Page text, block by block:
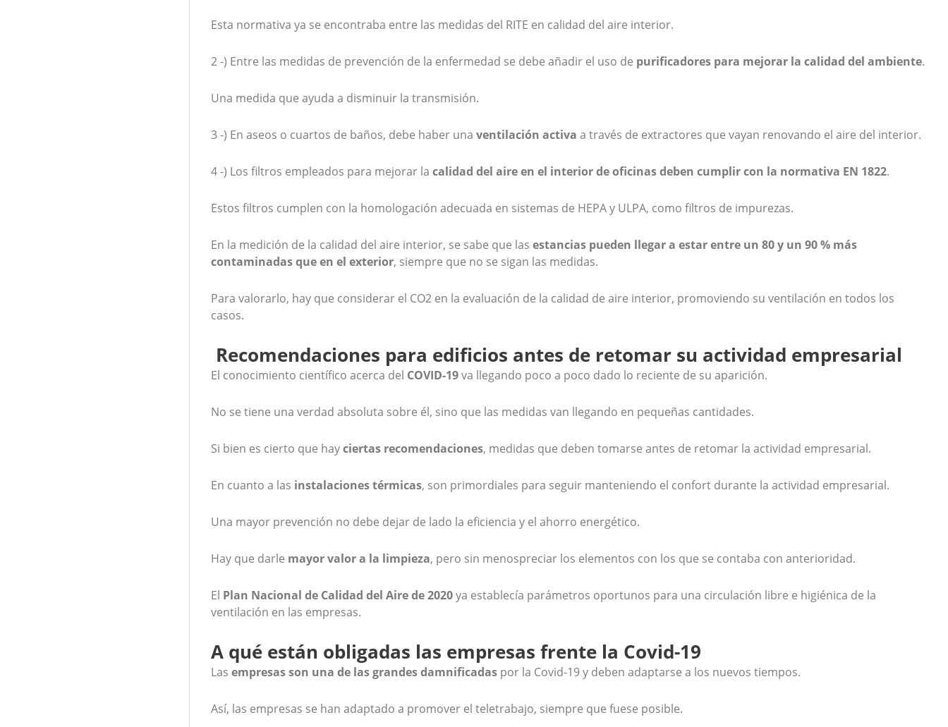
Esta normativa ya se encontraba entre las medidas del RITE en calidad del aire interior.
2 -) Entre las medidas de prevención de la enfermedad se debe añadir el uso de purificadores para mejorar la calidad del ambiente.
Una medida que ayuda a disminuir la transmisión.
3 -) En aseos o cuartos de baños, debe haber una ventilación activa a través de extractores que vayan renovando el aire del interior.
4 -) Los filtros empleados para mejorar la calidad del aire en el interior de oficinas deben cumplir con la normativa EN 1822.
Estos filtros cumplen con la homologación adecuada en sistemas de HEPA y ULPA, como filtros de impurezas.
En la medición de la calidad del aire interior, se sabe que las estancias pueden llegar a estar entre un 80 y un 90 % más
contaminadas que en el exterior, siempre que no se sigan las medidas.
Para valorarlo, hay que considerar el CO2 en la evaluación de la calidad de aire interior, promoviendo su ventilación en todos los
casos.
Recomendaciones para edificios antes de retomar su actividad empresarial
El conocimiento científico acerca del COVID-19va llegando poco a poco dado lo reciente de su aparición.
No se tiene una verdad absoluta sobre él, sino que las medidas van llegando en pequeñas cantidades.
Si bien es cierto que hayciertas recomendaciones, medidas que deben tomarse antes de retomar la actividad empresarial.
En cuanto a las instalaciones térmicas, son primordiales para seguir manteniendo el confort durante la actividad empresarial.
Una mayor prevención no debe dejar de lado la eficiencia y el ahorro energético.
Hay que darle mayor valor a la limpieza, pero sin menospreciar los elementos con los que se contaba con anterioridad.
El Plan Nacional de Calidad del Aire de 2020ya establecía parámetros oportunos para una circulación libre e higiénica de la
ventilación en las empresas.
A qué están obligadas las empresas frente la Covid-19
Las empresas son una de lasgrandes damnificadaspor la Covid-19 y deben adaptarse a los nuevos tiempos.
Así, las empresas se han adaptado a promover el teletrabajo, siempre que fuese posible.